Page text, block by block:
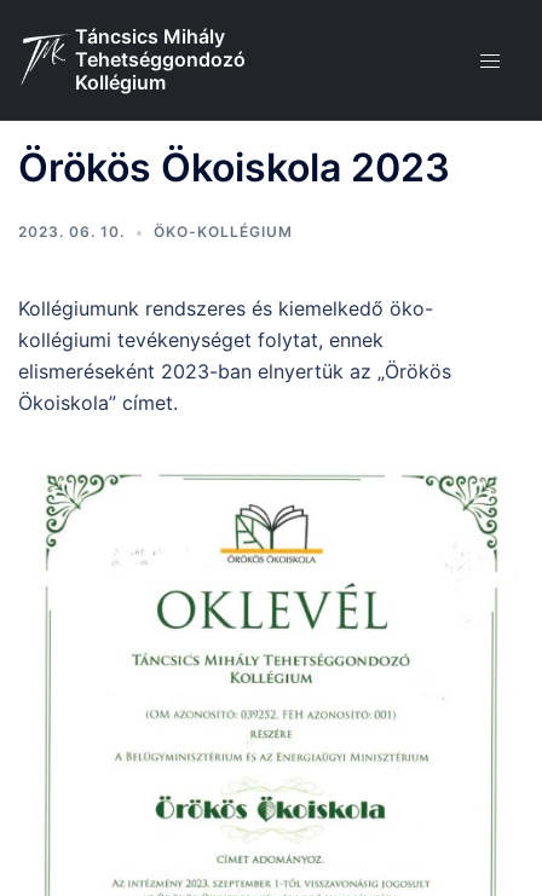
content
Táncsics Mihály
Tehetséggondozó
Kollégium
Örökös Ökoiskola 2023
2023. 06. 10. ÖKO-KOLLÉGIUM
Kollégiumunk rendszeres és kiemelkedő öko-
kollégiumi tevékenységet folytat, ennek
elismeréseként 2023-ban elnyertük az „Örökös
Ökoiskola” címet.